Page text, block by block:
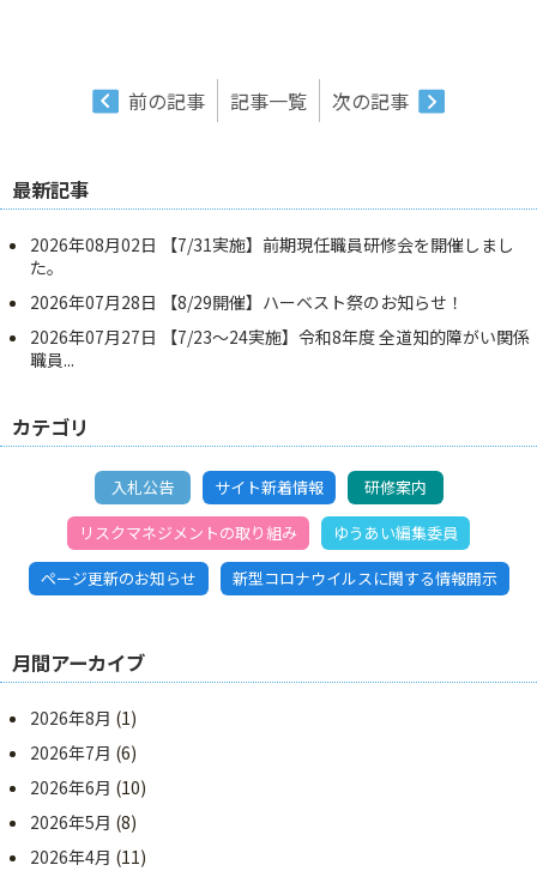
前の記事 記事一覧 次の記事
最新記事
2026年08月02日
【7/31実施】前期現任職員研修会を開催しまし
た。
2026年07月28日
【8/29開催】ハーベスト祭のお知らせ！
2026年07月27日
【7/23～24実施】令和8年度 全道知的障がい関係
職員...
カテゴリ
入札公告 サイト新着情報
研修案内
リスクマネジメントの取り組み
ゆうあい編集委員
ページ更新のお知らせ
新型コロナウイルスに関する情報開示
月間アーカイブ
2026年8月 (1)
2026年7月 (6)
2026年6月 (10)
2026年5月 (8)
2026年4月 (11)